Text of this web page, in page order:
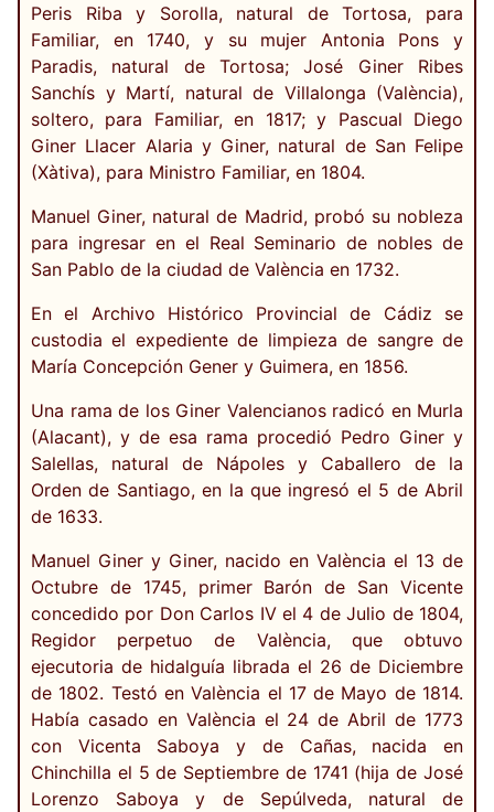
Peris Riba y Sorolla, natural de Tortosa, para
Familiar, en 1740, y su mujer Antonia Pons y
Paradis, natural de Tortosa; José Giner Ribes
Sanchís y Martí, natural de Villalonga (València),
soltero, para Familiar, en 1817; y Pascual Diego
Giner Llacer Alaria y Giner, natural de San Felipe
(Xàtiva), para Ministro Familiar, en 1804.
Manuel Giner, natural de Madrid, probó su nobleza
para ingresar en el Real Seminario de nobles de
San Pablo de la ciudad de València en 1732.
En el Archivo Histórico Provincial de Cádiz se
custodia el expediente de limpieza de sangre de
María Concepción Gener y Guimera, en 1856.
Una rama de los Giner Valencianos radicó en Murla
(Alacant), y de esa rama procedió Pedro Giner y
Salellas, natural de Nápoles y Caballero de la
Orden de Santiago, en la que ingresó el 5 de Abril
de 1633.
Manuel Giner y Giner, nacido en València el 13 de
Octubre de 1745, primer Barón de San Vicente
concedido por Don Carlos IV el 4 de Julio de 1804,
Regidor perpetuo de València, que obtuvo
ejecutoria de hidalguía librada el 26 de Diciembre
de 1802. Testó en València el 17 de Mayo de 1814.
Había casado en València el 24 de Abril de 1773
con Vicenta Saboya y de Cañas, nacida en
Chinchilla el 5 de Septiembre de 1741 (hija de José
Lorenzo Saboya y de Sepúlveda, natural de